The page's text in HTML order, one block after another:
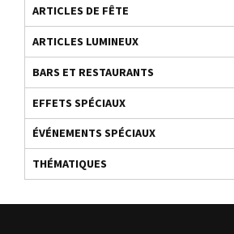
ARTICLES DE FÊTE
ARTICLES LUMINEUX
BARS ET RESTAURANTS
EFFETS SPÉCIAUX
ÉVÉNEMENTS SPÉCIAUX
THÉMATIQUES